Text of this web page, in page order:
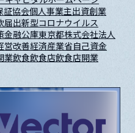
証協会個人事業主出資創業
届出新型コロナウイルス
金融公庫東京都株式会社法人
営改善経済産業省自己資金
業飲食飲食店飲食店開業